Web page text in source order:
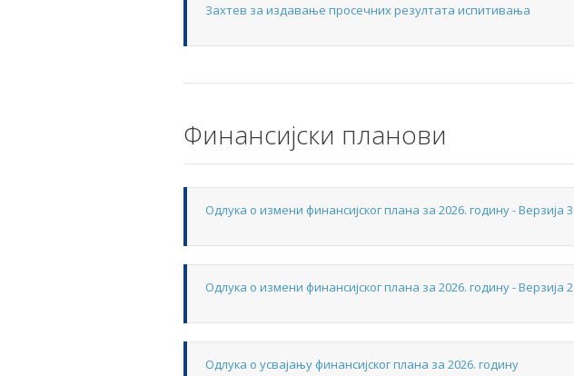
Захтев за издавање просечних резултата испитивања
Финансијски планови
Одлука о измени финансијског плана за 2026. годину - Верзија 3
Одлука о измени финансијског плана за 2026. годину - Верзија 2
Одлука о усвајању финансијског плана за 2026. годину